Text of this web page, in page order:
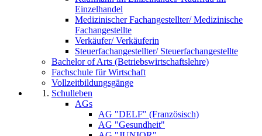
Einzelhandel
Medizinischer Fachangestellter/ Medizinische
Fachangestellte
Verkäufer/ Verkäuferin
Steuerfachangestellter/ Steuerfachangestellte
Bachelor of Arts (Betriebswirtschaftslehre)
Fachschule für Wirtschaft
Vollzeitbildungsgänge
Schulleben
AGs
AG "DELF" (Französisch)
AG "Gesundheit"